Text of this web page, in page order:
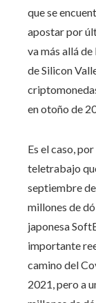
que se
apostar por
va más allá
de Silicon
en otoño de
Es el caso,
teletrabajo
septiembre
millones de
japonesa
importante
camino del
2021, pero a